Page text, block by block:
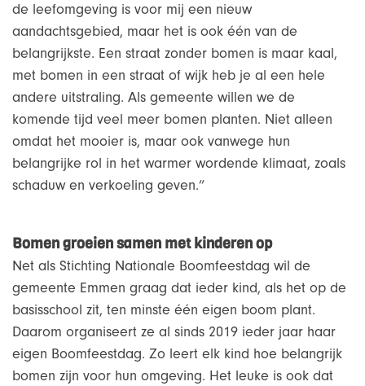
de leefomgeving is voor mij een nieuw
aandachtsgebied, maar het is ook één van de
belangrijkste. Een straat zonder bomen is maar kaal,
met bomen in een straat of wijk heb je al een hele
andere uitstraling. Als gemeente willen we de
komende tijd veel meer bomen planten. Niet alleen
omdat het mooier is, maar ook vanwege hun
belangrijke rol in het warmer wordende klimaat, zoals
schaduw en verkoeling geven.”
Bomen groeien samen met kinderen op
Net als Stichting Nationale Boomfeestdag wil de
gemeente Emmen graag dat ieder kind, als het op de
basisschool zit, ten minste één eigen boom plant.
Daarom organiseert ze al sinds 2019 ieder jaar haar
eigen Boomfeestdag. Zo leert elk kind hoe belangrijk
bomen zijn voor hun omgeving. Het leuke is ook dat